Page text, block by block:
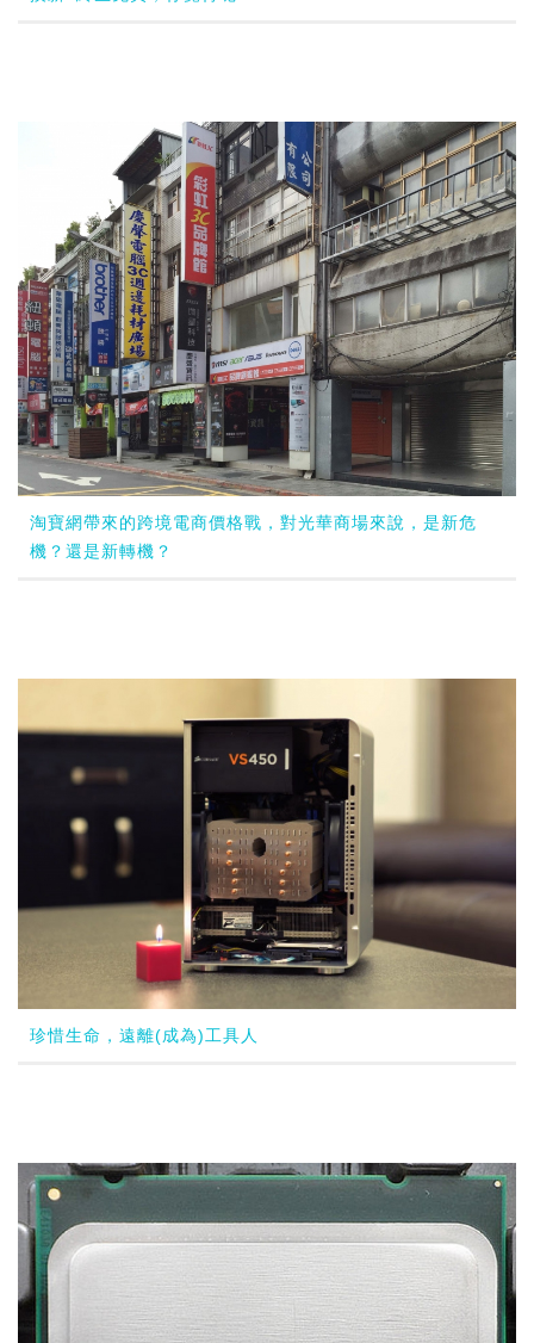
淘寶網帶來的跨境電商價格戰，對光華商場來說，是新危
機？還是新轉機？
珍惜生命，遠離(成為)工具人